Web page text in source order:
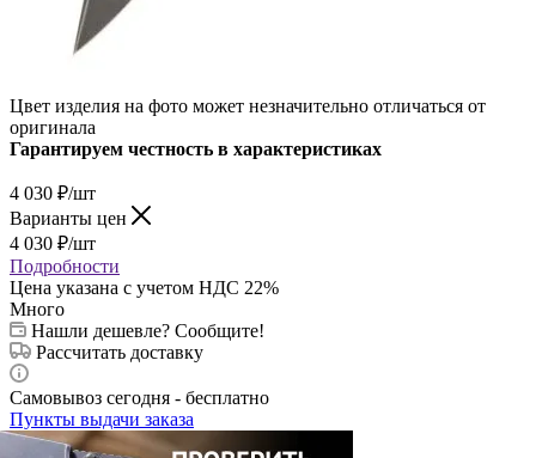
Цвет изделия на фото может незначительно отличаться от
оригинала
Гарантируем честность в характеристиках
4 030 ₽/шт
Варианты цен
4 030 ₽/шт
Подробности
Цена указана с учетом НДС 22%
Много
Нашли дешевле? Сообщите!
Рассчитать доставку
Самовывоз сегодня - бесплатно
Пункты выдачи заказа